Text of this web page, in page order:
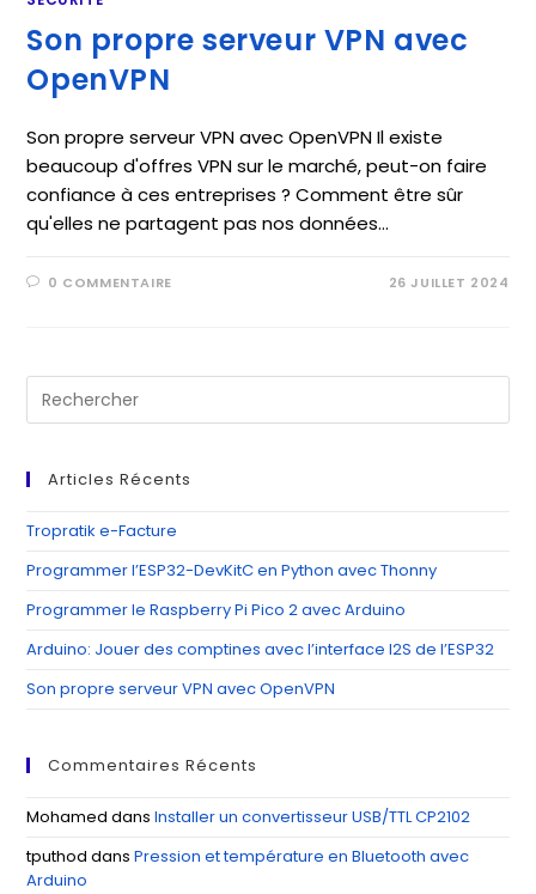
Son propre serveur VPN avec
OpenVPN
Son propre serveur VPN avec OpenVPN Il existe
beaucoup d'offres VPN sur le marché, peut-on faire
confiance à ces entreprises ? Comment être sûr
qu'elles ne partagent pas nos données…
0 COMMENTAIRE 26 JUILLET 2024
Articles Récents
Tropratik e-Facture
Programmer l’ESP32-DevKitC en Python avec Thonny
Programmer le Raspberry Pi Pico 2 avec Arduino
Arduino: Jouer des comptines avec l’interface I2S de l’ESP32
Son propre serveur VPN avec OpenVPN
Commentaires Récents
Mohamed dansInstaller un convertisseur USB/TTL CP2102
tputhod dansPression et température en Bluetooth avec
Arduino